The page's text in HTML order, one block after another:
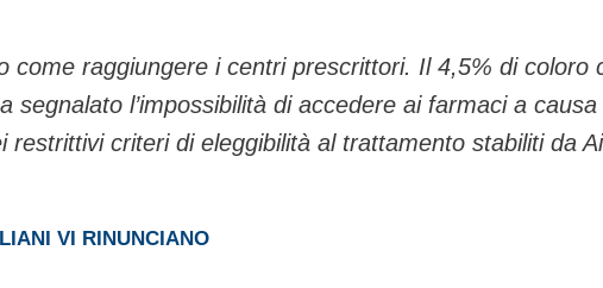
come raggiungere i centri prescrittori. Il 4,5% di coloro
segnalato l’impossibilità di accedere ai farmaci a causa
criteri di eleggibilità al trattamento stabiliti da
VI RINUNCIANO